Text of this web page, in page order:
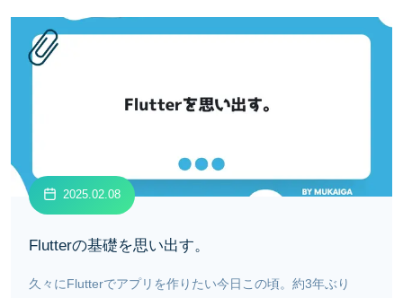
2025.02.08
Flutterの基礎を思い出す。
久々にFlutterでアプリを作りたい今日この頃。約3年ぶり